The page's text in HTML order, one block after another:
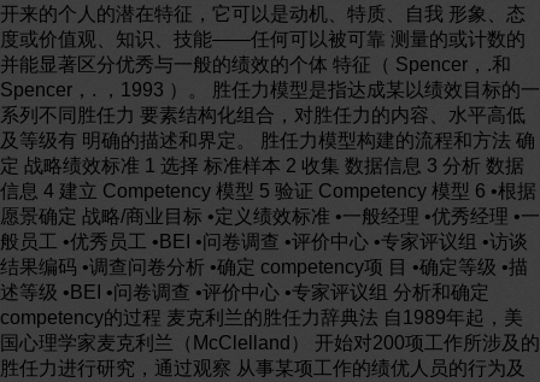
开来的个人的潜在特征，它可以是动机、特质、自我 形象、态
度或价值观、知识、技能——任何可以被可靠 测量的或计数的
并能显著区分优秀与一般的绩效的个体 特征（ Spencer，.和
Spencer，. ，1993 ）。 胜任力模型是指达成某以绩效目标的一
系列不同胜任力 要素结构化组合，对胜任力的内容、水平高低
及等级有 明确的描述和界定。 胜任力模型构建的流程和方法 确
定 战略绩效标准 1 选择 标准样本 2 收集 数据信息 3 分析 数据
信息 4 建立 Competency 模型 5 验证 Competency 模型 6 •根据
愿景确定 战略/商业目标 •定义绩效标准 •一般经理 •优秀经理 •一
般员工 •优秀员工 •BEI •问卷调查 •评价中心 •专家评议组 •访谈
结果编码 •调查问卷分析 •确定 competency项 目 •确定等级 •描
述等级 •BEI •问卷调查 •评价中心 •专家评议组 分析和确定
competency的过程 麦克利兰的胜任力辞典法 自1989年起，美
国心理学家麦克利兰（McClelland） 开始对200项工作所涉及的
胜任力进行研究，通过观察 从事某项工作的绩优人员的行为及